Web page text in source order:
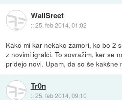
WallSreet
::25. feb 2014, 01:02
Kako mi kar nekako zamori, ko bo 2
z novimi igralci. To sovražim, ker se
pridejo novi. Upam, da so še kakšne
Tr0n
::25. feb 2014, 09:10